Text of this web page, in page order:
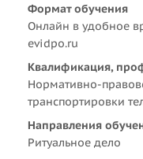
Формат обучения
Онлайн в удобное
evidpo.ru
Квалификация,
Нормативно-
транспортировки
Направления
Ритуальное дело